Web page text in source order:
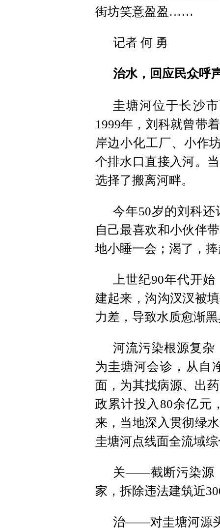
街坊笑意盈盈……
记者 何 勇
治水，回应民众呼
圭塘河位于长沙
1999年，刘科就曾带
岸边小化工厂、小作
个排水口直接入河。
选择了搬离河畔。
今年50岁的刘科
自己最喜欢和小伙伴
地小睡一会；渴了，
上世纪90年代开
建起来，沟沟汊汊被
力差，导致水质愈渐
河流污染根源复杂
为圭塘河会诊，从自
面，为其找病源、出
政累计投入80余亿元
来，当地深入贯彻绿
圭塘河点线面全流域
关——截断污染源
家，拆除违法建筑近
治——对圭塘河源